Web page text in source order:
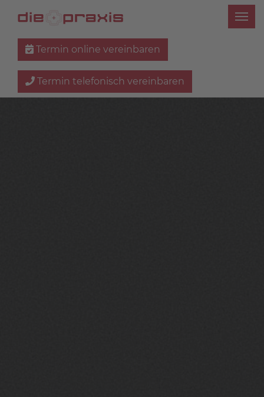
Termin online vereinbaren
Termin telefonisch vereinbaren